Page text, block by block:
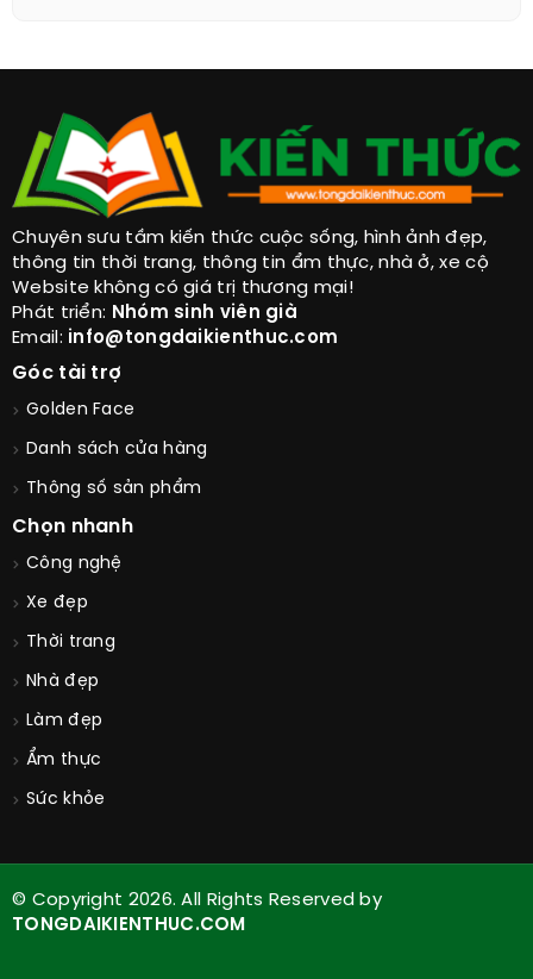
Chuyên sưu tầm kiến thức cuộc sống, hình ảnh đẹp,
thông tin thời trang, thông tin ẩm thực, nhà ở, xe cộ
Website không có giá trị thương mại!
Phát triển: Nhóm sinh viên già
Email: info@tongdaikienthuc.com
Góc tài trợ
Golden Face
Danh sách cửa hàng
Thông số sản phẩm
Chọn nhanh
Công nghệ
Xe đẹp
Thời trang
Nhà đẹp
Làm đẹp
Ẩm thực
Sức khỏe
© Copyright 2026. All Rights Reserved by
TONGDAIKIENTHUC.COM